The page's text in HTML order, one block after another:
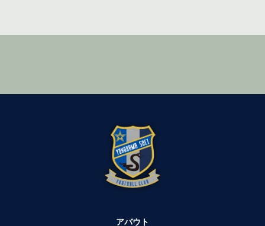
アバウト